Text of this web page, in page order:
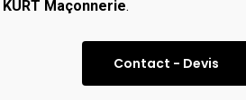
KURT Maçonnerie.
Contact - Devis